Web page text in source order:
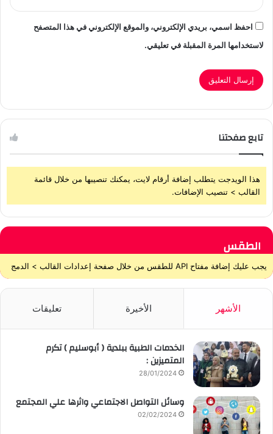
احفظ اسمي، بريدي الإلكتروني، والموقع الإلكتروني في هذا المتصفح
لاستخدامها المرة المقبلة في تعليقي.
تابع صفحتنا
هذا الويدجت يتطلب إضافة أرقام لايت، يمكنك تنصيبها من خلال قائمة
القالب > تنصيب الإضافات.
الطقس
يجب عليك إضافة مفتاح API للطقس من خلال صفحة إعدادات القالب > الدمج
الأشهر الأخيرة تعليقات
الخدمات الطبية ببلدية ( أبوسليم ) تكرم
المتميزين :
28/01/2024
وسائل التواصل الاجتماعي واثرها علي المجتمع
02/02/2024